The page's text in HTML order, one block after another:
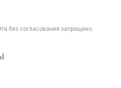
без согласования запрещено.